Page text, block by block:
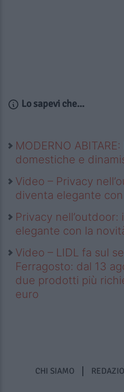
Lo sapevi che...
MODERNO
domestiche e
Video – Privacy
diventa elegante
Privacy
elegante con la
Video – LIDL fa sul
Ferragosto: dal 13
due prodotti più
euro
CHI SIAMO